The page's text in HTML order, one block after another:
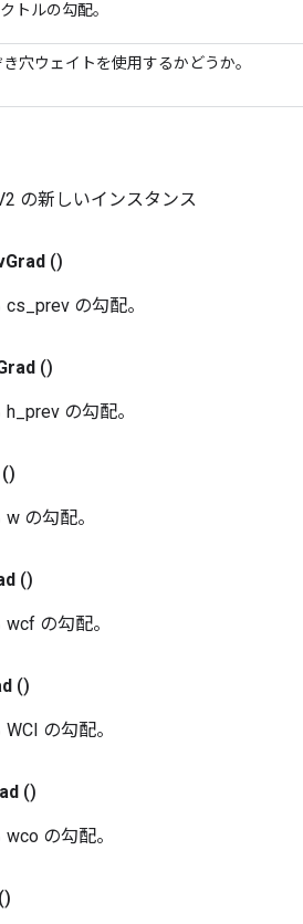
トルの勾配。
き穴ウェイトを使用するかどうか。
の新しいインスタンス
Grad ()
の勾配。
()
の勾配。
()
の勾配。
()
の勾配。
()
の勾配。
()
の勾配。
()